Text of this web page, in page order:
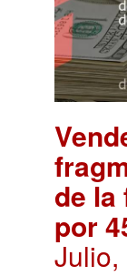
de la
por
Julio,